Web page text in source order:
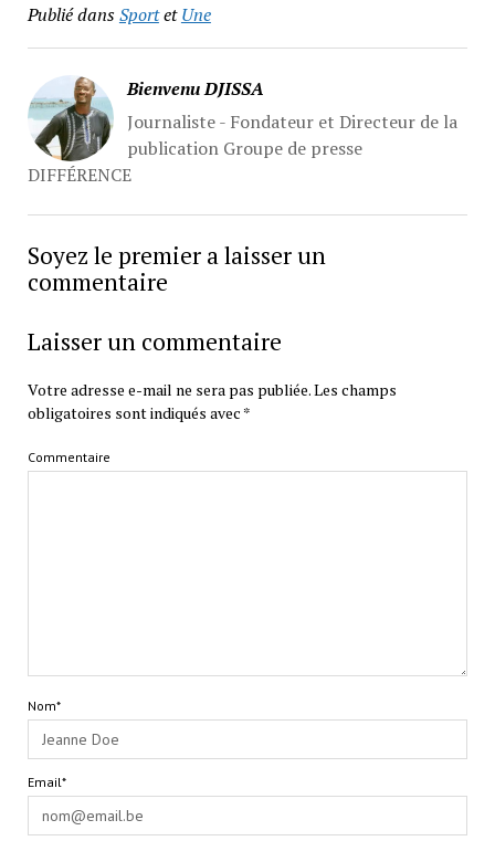
Publié dansSportetUne
Bienvenu DJISSA
Journaliste - Fondateur et Directeur de la
publication Groupe de presse
DIFFÉRENCE
Soyez le premier a laisser un
commentaire
Laisser un commentaire
Votre adresse e-mail ne sera pas publiée.Les champs
obligatoires sont indiqués avec *
Commentaire
Nom*
Email*